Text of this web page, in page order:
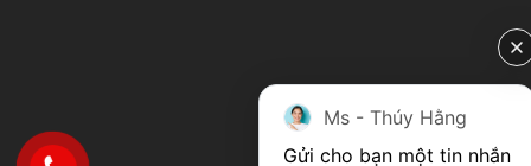
Ms - Thúy Hằng
Gửi cho bạn một tin nhắn